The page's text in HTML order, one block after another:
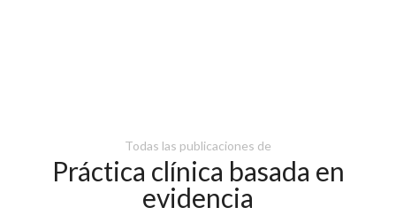
Todas las publicaciones de
Práctica clínica basada en
evidencia